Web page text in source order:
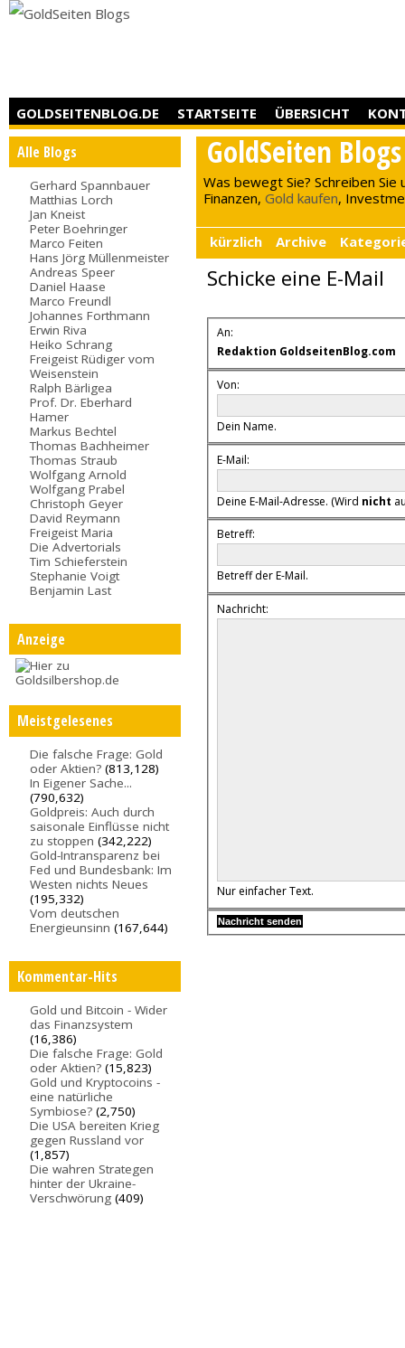
GOLDSEITENBLOG.DE STARTSEITE ÜBERSICHT
Alle Blogs
Gerhard Spannbauer
Matthias Lorch
Jan Kneist
Peter Boehringer
Marco Feiten
Hans Jörg Müllenmeister
Andreas Speer
Daniel Haase
Marco Freundl
Johannes Forthmann
Erwin Riva
Heiko Schrang
Freigeist Rüdiger vom
Weisenstein
Ralph Bärligea
Prof. Dr. Eberhard
Hamer
Markus Bechtel
Thomas Bachheimer
Thomas Straub
Wolfgang Arnold
Wolfgang Prabel
Christoph Geyer
David Reymann
Freigeist Maria
Die Advertorials
Tim Schieferstein
Stephanie Voigt
Benjamin Last
Anzeige
Meistgelesenes
Die falsche Frage: Gold
oder Aktien? (813,128)
In Eigener Sache...
(790,632)
Goldpreis: Auch durch
saisonale Einflüsse nicht
zu stoppen (342,222)
Gold-Intransparenz bei
Fed und Bundesbank: Im
Westen nichts Neues
(195,332)
Vom deutschen
Energieunsinn (167,644)
Kommentar-Hits
Gold und Bitcoin - Wider
das Finanzsystem
(16,386)
Die falsche Frage: Gold
oder Aktien? (15,823)
Gold und Kryptocoins -
eine natürliche
Symbiose? (2,750)
Die USA bereiten Krieg
gegen Russland vor
(1,857)
Die wahren Strategen
hinter der Ukraine-
Verschwörung (409)
GoldSeiten Blogs
Was bewegt Sie? Schreiben Sie
Finanzen,Gold kaufen,
kürzlich Archive
Schicke eine E-Mail
An:
Redaktion GoldseitenBlog.com
Von:
Dein Name.
E-Mail:
Deine E-Mail-Adresse. (Wird nicht
Betreff:
Betreff der E-Mail.
Nachricht:
Nur einfacher Text.